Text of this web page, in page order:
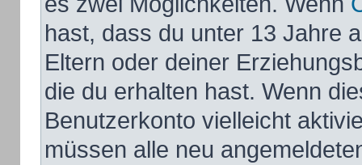
hast, dass du unter 13 Jahre
Eltern oder deiner
die du erhalten hast. Wenn
Benutzerkonto vielleicht
müssen alle neu